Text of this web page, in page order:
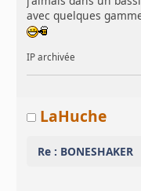
avec quelques
IP archivée
LaHuche
Re : BONESHAKER